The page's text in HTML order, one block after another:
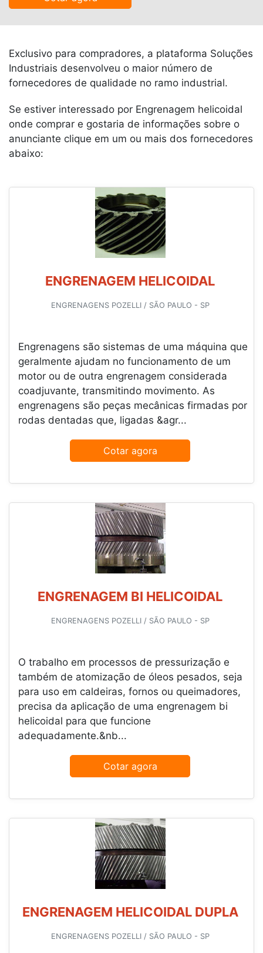
Exclusivo para compradores, a plataforma Soluções
Industriais desenvolveu o maior número de
fornecedores de qualidade no ramo industrial.
Se estiver interessado por Engrenagem helicoidal
onde comprar e gostaria de informações sobre o
anunciante clique em um ou mais dos fornecedores
abaixo:
ENGRENAGEM HELICOIDAL
ENGRENAGENS POZELLI / SÃO PAULO - SP
Engrenagens são sistemas de uma máquina que
geralmente ajudam no funcionamento de um
motor ou de outra engrenagem considerada
coadjuvante, transmitindo movimento. As
engrenagens são peças mecânicas firmadas por
rodas dentadas que, ligadas &agr...
Cotar agora
ENGRENAGEM BI HELICOIDAL
ENGRENAGENS POZELLI / SÃO PAULO - SP
O trabalho em processos de pressurização e
também de atomização de óleos pesados, seja
para uso em caldeiras, fornos ou queimadores,
precisa da aplicação de uma engrenagem bi
helicoidal para que funcione
adequadamente.&nb...
Cotar agora
ENGRENAGEM HELICOIDAL DUPLA
ENGRENAGENS POZELLI / SÃO PAULO - SP